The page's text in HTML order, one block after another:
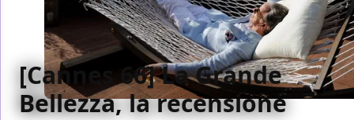
[Cannes 66] La Grande
Bellezza, la recensione